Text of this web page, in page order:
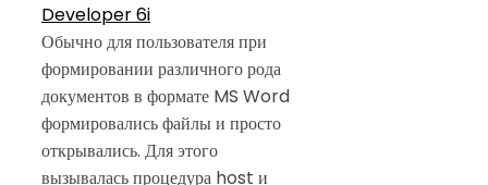
Developer 6i
Обычно для пользователя при
формировании различного рода
документов в формате MS Word
формировались файлы и просто
открывались. Для этого
вызывалась процедура host и